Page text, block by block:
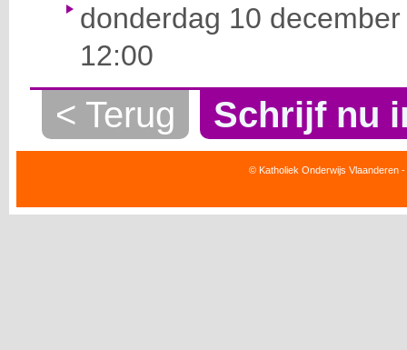
donderdag 10
12:00
< Terug Schrijf nu
© Katholiek Onderwijs Vlaanderen